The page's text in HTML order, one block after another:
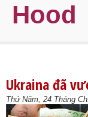
Hood
Ukraina đã
Thứ Năm, 24 Tháng